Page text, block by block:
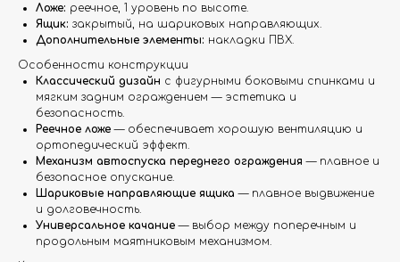
Ложе: реечное, 1 уровень по высоте.
Ящик: закрытый, на шариковых направляющих.
Дополнительные элементы: накладки ПВХ.
Особенности конструкции
Классический дизайн с фигурными боковыми спинками и
мягким задним ограждением — эстетика и
безопасность.
Реечное ложе — обеспечивает хорошую вентиляцию и
ортопедический эффект.
Механизм автоспуска переднего ограждения — плавное и
безопасное опускание.
Шариковые направляющие ящика — плавное выдвижение
и долговечность.
Универсальное качание — выбор между поперечным и
продольным маятниковым механизмом.